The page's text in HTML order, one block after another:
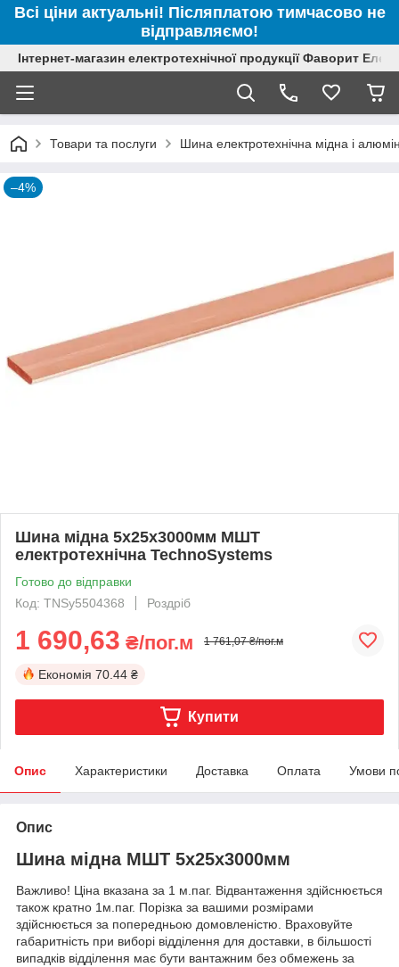
Всі ціни актуальні! Післяплатою тимчасово не
відправляємо!
Інтернет-магазин електротехнічної продукції Фаворит
Товари та послуги Шина електротехнічна мідна і
–4%
Шина мідна 5х25х3000мм МШТ
електротехнічна TechnoSystems
Готово до відправки
Код: TNSy5504368
Роздріб
1 690,63 ₴/пог.м 1 761,07 ₴/пог.м
Економія 70.44 ₴
Купити
Опис Характеристики Доставка Оплата Умови
Опис
Шина мідна МШТ 5х25х3000мм
Важливо! Ціна вказана за 1 м.паг. Відвантаження здійснюється
також кратно 1м.паг. Порізка за вашими розмірами
здійснюється за попередньою домовленістю. Враховуйте
габаритність при виборі відділення для доставки, в більшості
випадків відділення має бути вантажним без обмежень за